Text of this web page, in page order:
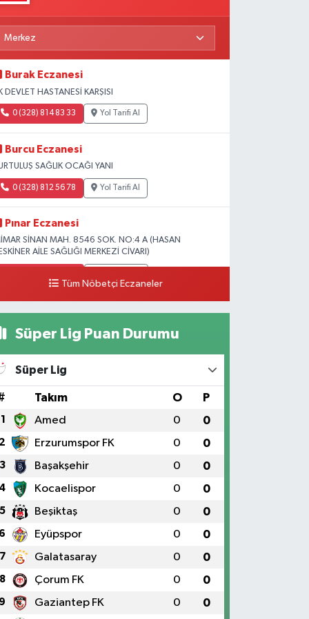
Burak Eczanesi
DEVLET HASTANESİ KARŞISI
0 (328) 814 83 33 Yol Tarifi Al
Burcu Eczanesi
SAĞLIK OCAĞI YANI
0 (328) 812 56 78 Yol Tarifi Al
Pınar Eczanesi
SİNAN MAH. 8546 SOK. NO:4 A (HASAN
AİLE SAĞLIĞI MERKEZİ CİVARI)
Tüm Nöbetçi Eczaneler
Süper Lig Puan Durumu
Süper Lig
Takım O P
1 Amed 0 0
2 Erzurumspor FK 0 0
3 Başakşehir 0 0
4 Kocaelispor 0 0
5 Beşiktaş 0 0
6 Eyüpspor 0 0
7 Galatasaray 0 0
8 Çorum FK 0 0
9 Gaziantep FK 0 0